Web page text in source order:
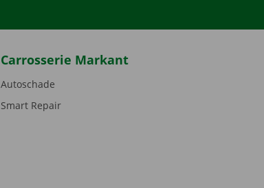
Carrosserie Markant
Autoschade
Smart Repair